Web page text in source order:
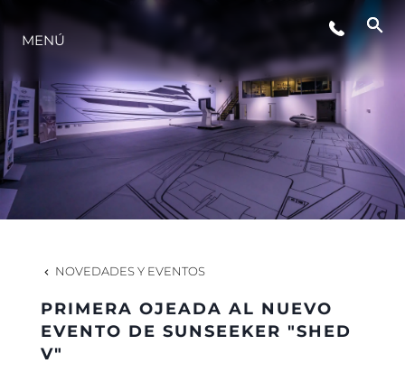
ESTILO DE VIDA
INNOVACIÓN
¿QUIÉNES SOMOS?
EL EQUIPO
HISTORIA
MENÚ
NOVEDADES Y EVENTOS
PRIMERA OJEADA AL NUEVO
EVENTO DE SUNSEEKER "SHED
V"